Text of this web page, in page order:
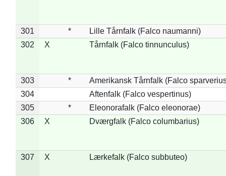
301 *
Lille Tårnfalk (Falco naumanni)
302
X Tårnfalk (Falco tinnunculus)
303 *
Amerikansk Tårnfalk (Falco
304
Aftenfalk (Falco vespertinus)
305
*
Eleonorafalk (Falco eleonorae)
306
X Dværgfalk (Falco columbarius)
307 X Lærkefalk (Falco subbuteo)